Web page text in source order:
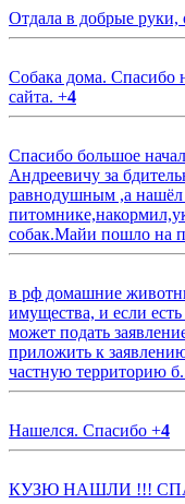
Отдала в добрые руки,
Собака дома. Спасибо
сайта. +4
Спасибо большое
Андреевичу за
равнодушным ,а
собак.Майи пошло на
в рф домашние
имущества, и если
может подать
приложить к
частную территорию
Нашелся. Спасибо +4
КУЗЮ НАШЛИ !!!